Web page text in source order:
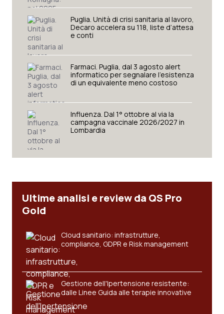
Salute orale & impianti
Sangue & coagulazione
Tiroide
Tumore al seno
Tumore ovarico
Tumori del Polmone & Testa Collo
Ulcera & Reflusso
Puglia. Unità di crisi sanitaria al lavoro,
Decaro accelera su 118, liste d’attesa
e conti
Farmaci. Puglia, dal 3 agosto alert
informatico per segnalare l’esistenza
di un equivalente meno costoso
Influenza. Dal 1° ottobre al via la
campagna vaccinale 2026/2027 in
Lombardia
Ultime analisi e review da QS Pro
Gold
Cloud sanitario: infrastrutture,
compliance, GDPR e Risk management
Gestione dell'Ipertensione resistente:
dalle Linee Guida alle terapie innovative